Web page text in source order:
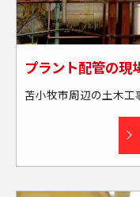
プラント配管の現